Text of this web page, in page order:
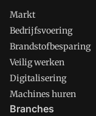
Markt
Bedrijfsvoering
Brandstofbesparing
Veilig werken
Digitalisering
Machines huren
Branches